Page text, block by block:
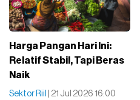
Harga Pangan Hari Ini:
Relatif Stabil, Tapi Beras
Naik
Sektor Riil | 21 Jul 2026 16:00